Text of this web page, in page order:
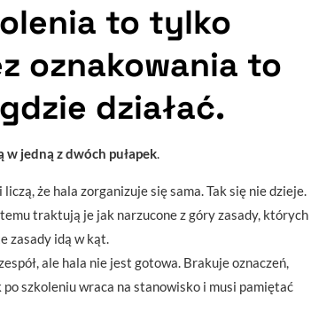
to tylko
oznakowania to
działać.
w jedną z dwóch pułapek.
że hala zorganizuje się sama. Tak się nie dzieje.
traktują je jak narzucone z góry zasady, których
zasady idą w kąt.
ale hala nie jest gotowa. Brakuje oznaczeń,
szkoleniu wraca na stanowisko i musi pamiętać